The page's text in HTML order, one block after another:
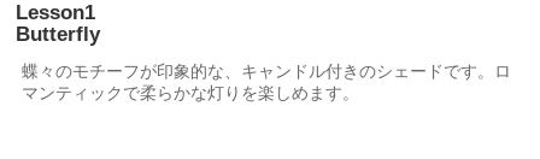
Lesson1
Butterfly
蝶々のモチーフが印象的な、キャンドル付きのシェードです。ロ
マンティックで柔らかな灯りを楽しめます。